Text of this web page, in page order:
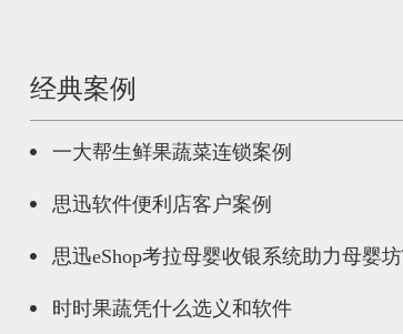
经典案例
一大帮生鲜果蔬菜连锁案例
思迅软件便利店客户案例
思迅eShop考拉母婴收银系统助力母婴
时时果蔬凭什么选义和软件